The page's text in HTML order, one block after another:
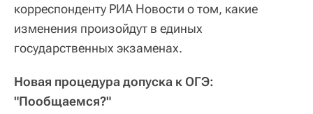
корреспонденту РИА Новости о том, какие
изменения произойдут в единых
государственных экзаменах.
Новая процедура допуска к ОГЭ:
"Пообщаемся?"